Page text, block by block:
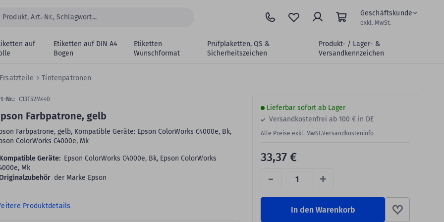
Geschäftskunde
exkl. MwSt.
auf
Etiketten auf DIN A4
Bogen
Etiketten
Wunschformat
Prüfplaketten, QS &
Sicherheitszeichen
Produkt- / Lager- &
Versandkennzeichen
Tintenpatronen
Farbpatrone, gelb
Farbpatrone, gelb, Kompatible Geräte: Epson ColorWorks C4000e, Bk,
ColorWorks C4000e, Mk
Nr.: C13T52M440
Kompatible Geräte: Epson ColorWorks C4000e, Bk, Epson ColorWorks
Mk
der Marke Epson
Produktdetails
Lieferbar sofort ab Lager
Versandkostenfrei ab 100 € in DE
Alle Preise exkl. MwSt.Versandkosteninfo
- +
33,37 €
In den Warenkorb